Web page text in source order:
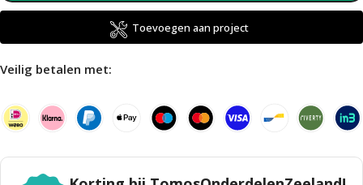
Toevoegen aan project
Veilig betalen met: